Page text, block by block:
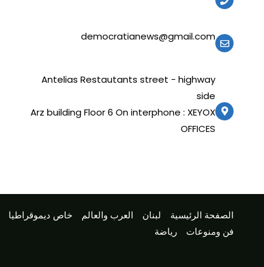
democratianews@gmail.com
Antelias Restautants street - highway
side
Arz building Floor 6 On interphone : XEYOX
OFFICES
الصفحة الرئيسية لبنان العرب والعالم خاص ديموقراطيا
فن ومنوعات
رياضة